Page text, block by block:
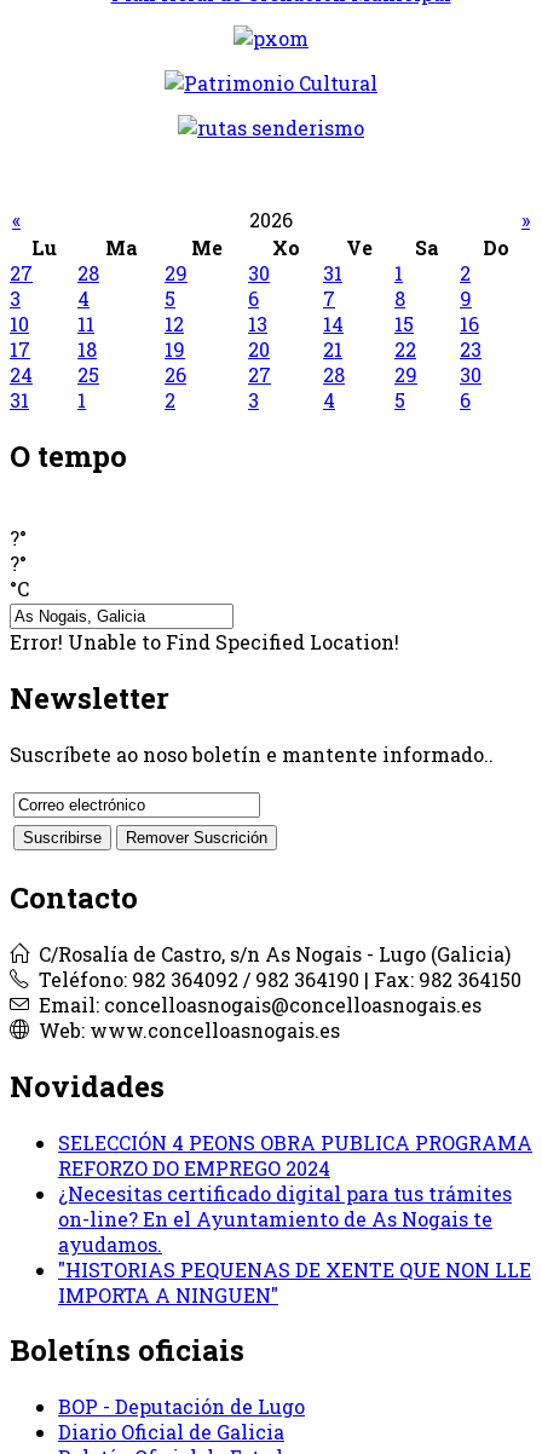
« 2026
»
Lu
Ma Me Xo Ve Sa
Do
27
28 29 30 31 1
2
3
4 5 6 7 8
9
10
11 12 13 14 15
16
17
18 19 20 21 22
23
24
25 26 27 28 29
30
31
1 2 3 4 5 6
O tempo
?°
?°
°C
Error! Unable to Find Specified Location!
Newsletter
Suscríbete ao noso boletín e mantente informado..
Contacto
C/Rosalía de Castro, s/n As Nogais - Lugo (Galicia)
Teléfono: 982 364092 / 982 364190 | Fax: 982 364150
Email: concelloasnogais@concelloasnogais.es
Web: www.concelloasnogais.es
Novidades
SELECCIÓN 4 PEONS OBRA PUBLICA PROGRAMA
REFORZO DO EMPREGO 2024
¿Necesitas certificado digital para tus trámites
on-line? En el Ayuntamiento de As Nogais te
ayudamos.
"HISTORIAS PEQUENAS DE XENTE QUE NON LLE
IMPORTA A NINGUEN"
Boletíns oficiais
BOP - Deputación de Lugo
Diario Oficial de Galicia